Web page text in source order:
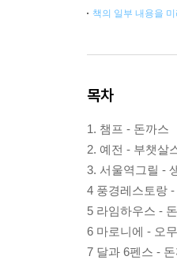
책의 일부 내용을
목차
1. 챔프 - 돈까스
2. 예전 - 부챗살
3. 서울역그릴 -
4 풍경레스토랑
5 라임하우스 -
6 마로니에 - 오
7 달과 6펜스 -